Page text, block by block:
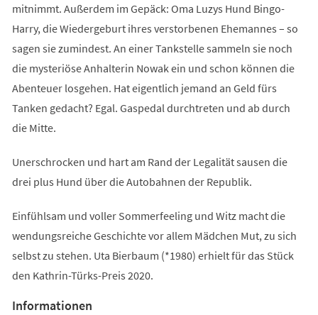
mitnimmt. Außerdem im Gepäck: Oma Luzys Hund Bingo-
Harry, die Wiedergeburt ihres verstorbenen Ehemannes – so
sagen sie zumindest. An einer Tankstelle sammeln sie noch
die mysteriöse Anhalterin Nowak ein und schon können die
Abenteuer losgehen. Hat eigentlich jemand an Geld fürs
Tanken gedacht? Egal. Gaspedal durchtreten und ab durch
die Mitte.
Unerschrocken und hart am Rand der Legalität sausen die
drei plus Hund über die Autobahnen der Republik.
Einfühlsam und voller Sommerfeeling und Witz macht die
wendungsreiche Geschichte vor allem Mädchen Mut, zu sich
selbst zu stehen. Uta Bierbaum (*1980) erhielt für das Stück
den Kathrin-Türks-Preis 2020.
Informationen